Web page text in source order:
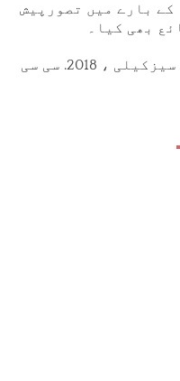
کے بارے میں تصورپیش
بھی کیا۔
۔ فوٹو کریڈٹ: پیٹر سیزکیلی ، 2018. سی سی